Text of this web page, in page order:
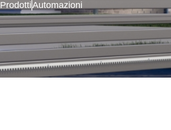
ProdottiAutomazioni